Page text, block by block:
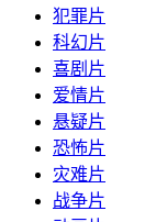
犯罪片
科幻片
喜剧片
爱情片
悬疑片
恐怖片
灾难片
战争片